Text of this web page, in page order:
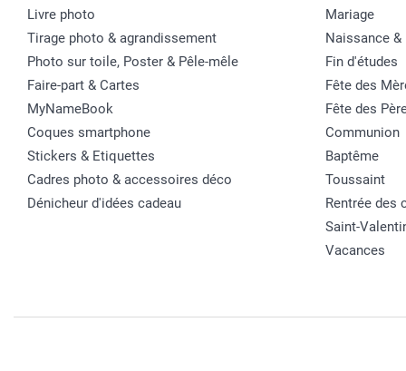
Livre photo
Tirage photo & agrandissement
Photo sur toile, Poster & Pêle-mêle
Faire-part & Cartes
MyNameBook
Coques smartphone
Stickers & Etiquettes
Cadres photo & accessoires déco
Dénicheur d'idées cadeau
Mariage
Naissance &
Fin d'études
Fête des
Fête des
Communion
Baptême
Toussaint
Rentrée des
Saint-
Vacances